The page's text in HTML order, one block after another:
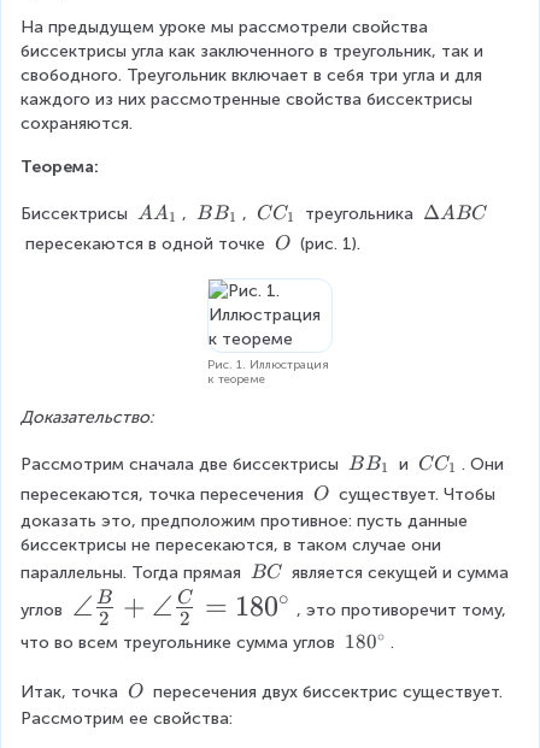
На предыдущем уроке мы рассмотрели свойства
биссектрисы угла как заключенного в треугольник, так и
свободного. Треугольник включает в себя три угла и для
каждого из них рассмотренные свойства биссектрисы
сохраняются.
Теорема:
Биссектрисы A
A
AA1 , B
B
BB1 , C
C
1
CC1 треугольника \
ΔABC
пересекаются в одной точке \
O
O (рис. 1).
Рис. 1. Иллюстрация
к теореме
Доказательство:
Рассмотрим сначала две биссектрисы B
B
_
BB1 и C
C
CC1 . Они
пересекаются, точка пересечения \
\
O
O существует. Чтобы
доказать это, предположим противное: пусть данные
биссектрисы не пересекаются, в таком случае они
параллельны. Тогда прямая \
\
B
C
BC является секущей и сумма
углов \
a
gl
∠ 2
B + ∠ 2
C = 180∘ , это противоречит тому,
что во всем треугольнике сумма углов 1
0
180∘ .
Итак, точка \
\
O пересечения двух биссектрис существует.
Рассмотрим ее свойства: